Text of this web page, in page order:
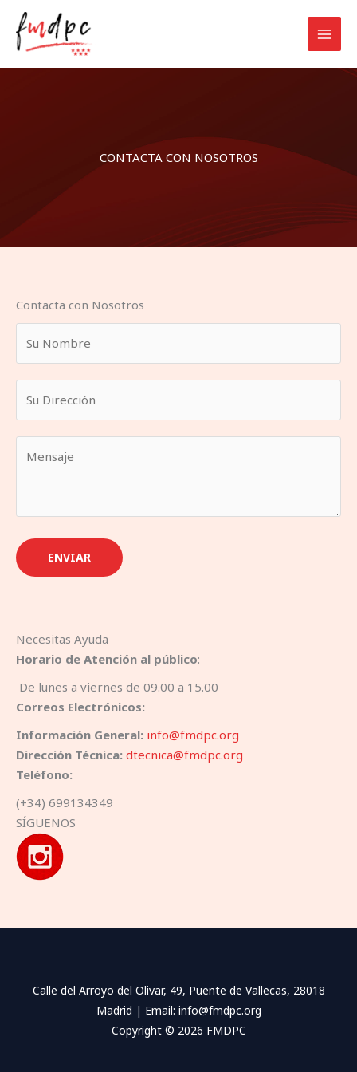
contenido
CONTACTA CON NOSOTROS
Contacta con Nosotros
ENVIAR
Necesitas Ayuda
Horario de Atención al público:
De lunes a viernes de 09.00 a 15.00
Correos Electrónicos:
Información General: info@fmdpc.org
Dirección Técnica: dtecnica@fmdpc.org​
Teléfono:
(+34) 699134349
SÍGUENOS
Calle del Arroyo del Olivar, 49, Puente de Vallecas, 28018
Madrid | Email: info@fmdpc.org
Copyright © 2026 FMDPC